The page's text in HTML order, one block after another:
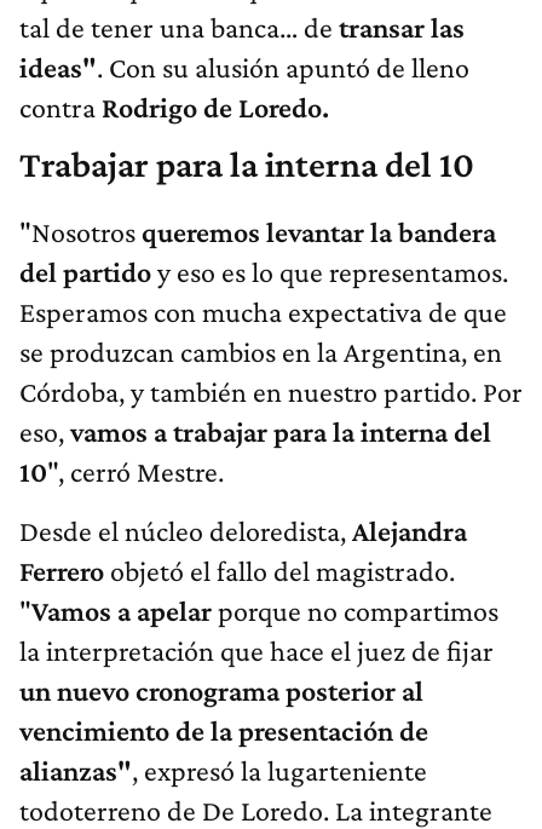
tal de tener una banca… de transar las
ideas". Con su alusión apuntó de lleno
contra Rodrigo de Loredo.
Trabajar para la interna del 10
"Nosotros queremos levantar la bandera
del partidoy eso es lo que representamos.
Esperamos con mucha expectativa de que
se produzcan cambios en la Argentina, en
Córdoba, y también en nuestro partido. Por
eso,vamos a trabajar para la interna del
10", cerró Mestre.
Desde el núcleo deloredista,Alejandra
Ferrero objetó el fallo del magistrado.
"Vamos a apelarporque no compartimos
la interpretación que hace el juez de fijar
un nuevo cronograma posterior al
vencimiento de la presentación de
alianzas", expresó la lugarteniente
todoterreno de De Loredo. La integrante